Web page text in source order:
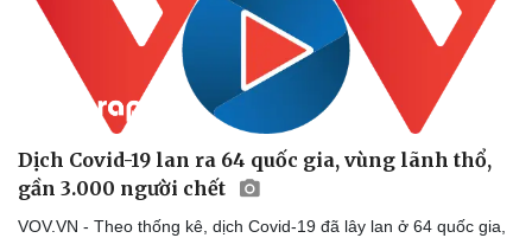
Dịch Covid-19 lan ra 64 quốc gia, vùng lãnh thổ,
gần 3.000 người chết
VOV.VN - Theo thống kê, dịch Covid-19 đã lây lan ở 64 quốc gia,